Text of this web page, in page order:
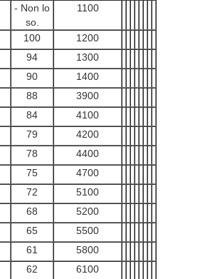
- Non lo
so.
1100
100
1200
94
1300
90
1400
88
3900
84
4100
79
4200
78
4400
75
4700
72
5100
68
5200
65
5500
61
5800
62
6100